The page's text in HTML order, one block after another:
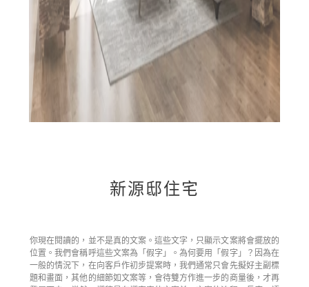
新源邸住宅
你現在閱讀的，並不是真的文案。這些文字，只顯示文案將會擺放的
位置。我們會稱呼這些文案為「假字」。為何要用「假字」？因為在
一般的情況下，在向客戶作初步提案時，我們通常只會先擬好主副標
題和畫面，其他的細節如文案等，會待雙方作進一步的商量後，才再